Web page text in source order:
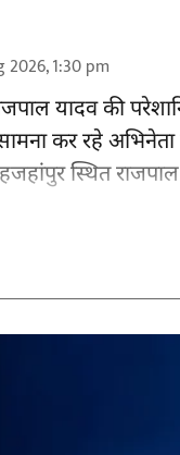
2026, 1:30 pm
यादव की
सामना कर रहे
स्थित राजपाल